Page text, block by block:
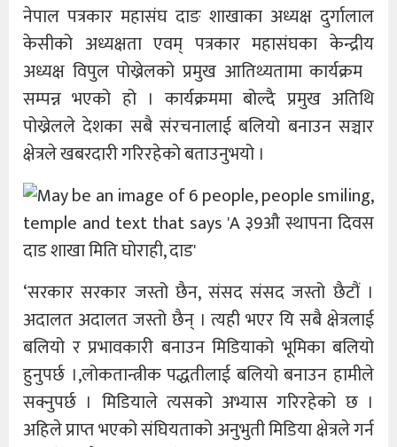
नेपाल पत्रकार महासंघ दाङ शाखाका अध्यक्ष दुर्गालाल
केसीको अध्यक्षता एवम् पत्रकार महासंघका केन्द्रीय
अध्यक्ष विपुल पोख्रेलको प्रमुख आतिथ्यतामा कार्यक्रम
सम्पन्न भएको हो । कार्यक्रममा बोल्दै प्रमुख अतिथि
पोख्रेलले देशका सबै संरचनालाई बलियो बनाउन सञ्चार
क्षेत्रले खबरदारी गरिरहेको बताउनुभयो ।
‘सरकार सरकार जस्तो छैन, संसद संसद जस्तो छैटौं ।
अदालत अदालत जस्तो छैन् । त्यही भएर यि सबै क्षेत्रलाई
बलियो र प्रभावकारी बनाउन मिडियाको भूमिका बलियो
हुनुपर्छ ।,लोकतान्त्रीक पद्धतीलाई बलियो बनाउन हामीले
सक्नुपर्छ । मिडियाले त्यसको अभ्यास गरिरहेको छ ।
अहिले प्राप्त भएको संघियताको अनुभुती मिडिया क्षेत्रले गर्न